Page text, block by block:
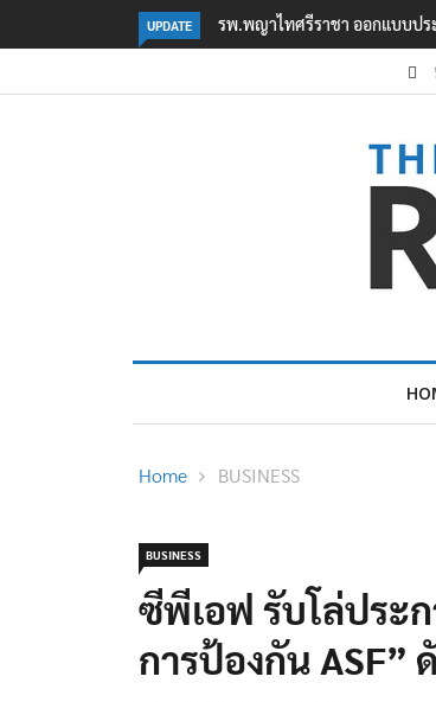
UPDATE
หม่ทั้งระบบ รองรับอนาคต EEC‘กลุ่ม Bright Future’ รวมตัว
Home BUSINESS
BUSINESS
ซีพีเอฟ รับโล่ประ
การป้องกัน ASF”